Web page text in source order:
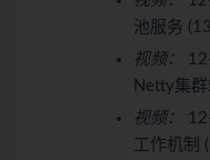
池服务
视频：
Netty集
视频：
工作机制